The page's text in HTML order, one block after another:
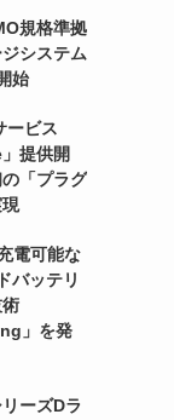
規格準拠
システム
始
ービス
提供開
「プラグ
電可能な
バッテリ
」を発
ーズDラ